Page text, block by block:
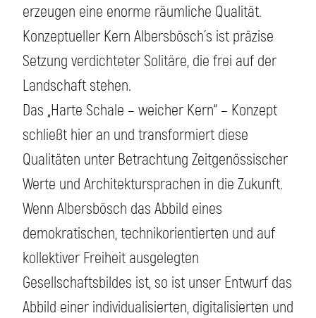
erzeugen eine enorme räumliche Qualität.
Konzeptueller Kern Albersbösch´s ist präzise
Setzung verdichteter Solitäre, die frei auf der
Landschaft stehen.
Das „Harte Schale – weicher Kern“ – Konzept
schließt hier an und transformiert diese
Qualitäten unter Betrachtung Zeitgenössischer
Werte und Architektursprachen in die Zukunft.
Wenn Albersbösch das Abbild eines
demokratischen, technikorientierten und auf
kollektiver Freiheit ausgelegten
Gesellschaftsbildes ist, so ist unser Entwurf das
Abbild einer individualisierten, digitalisierten und